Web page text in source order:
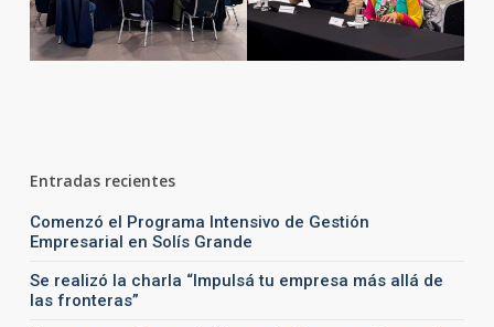
Entradas recientes
Comenzó el Programa Intensivo de Gestión
Empresarial en Solís Grande
Se realizó la charla “Impulsá tu empresa más allá de
las fronteras”